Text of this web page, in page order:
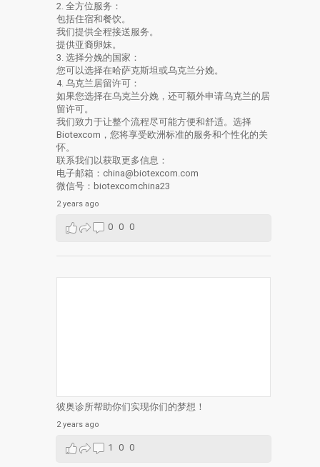
2. 全方位服务：
包括住宿和餐饮。
我们提供全程接送服务。
提供亚裔卵妹。
3. 选择分娩的国家：
您可以选择在哈萨克斯坦或乌克兰分娩。
4. 乌克兰居留许可：
如果您选择在乌克兰分娩，还可额外申请乌克兰的居
留许可。
我们致力于让整个流程尽可能方便和舒适。选择
Biotexcom，您将享受欧洲标准的服务和个性化的关
怀。
联系我们以获取更多信息：
电子邮箱：china@biotexcom.com
微信号：biotexcomchina23
2 years ago
0 0 0
彼奥诊所帮助你们实现你们的梦想！
2 years ago
1 0 0